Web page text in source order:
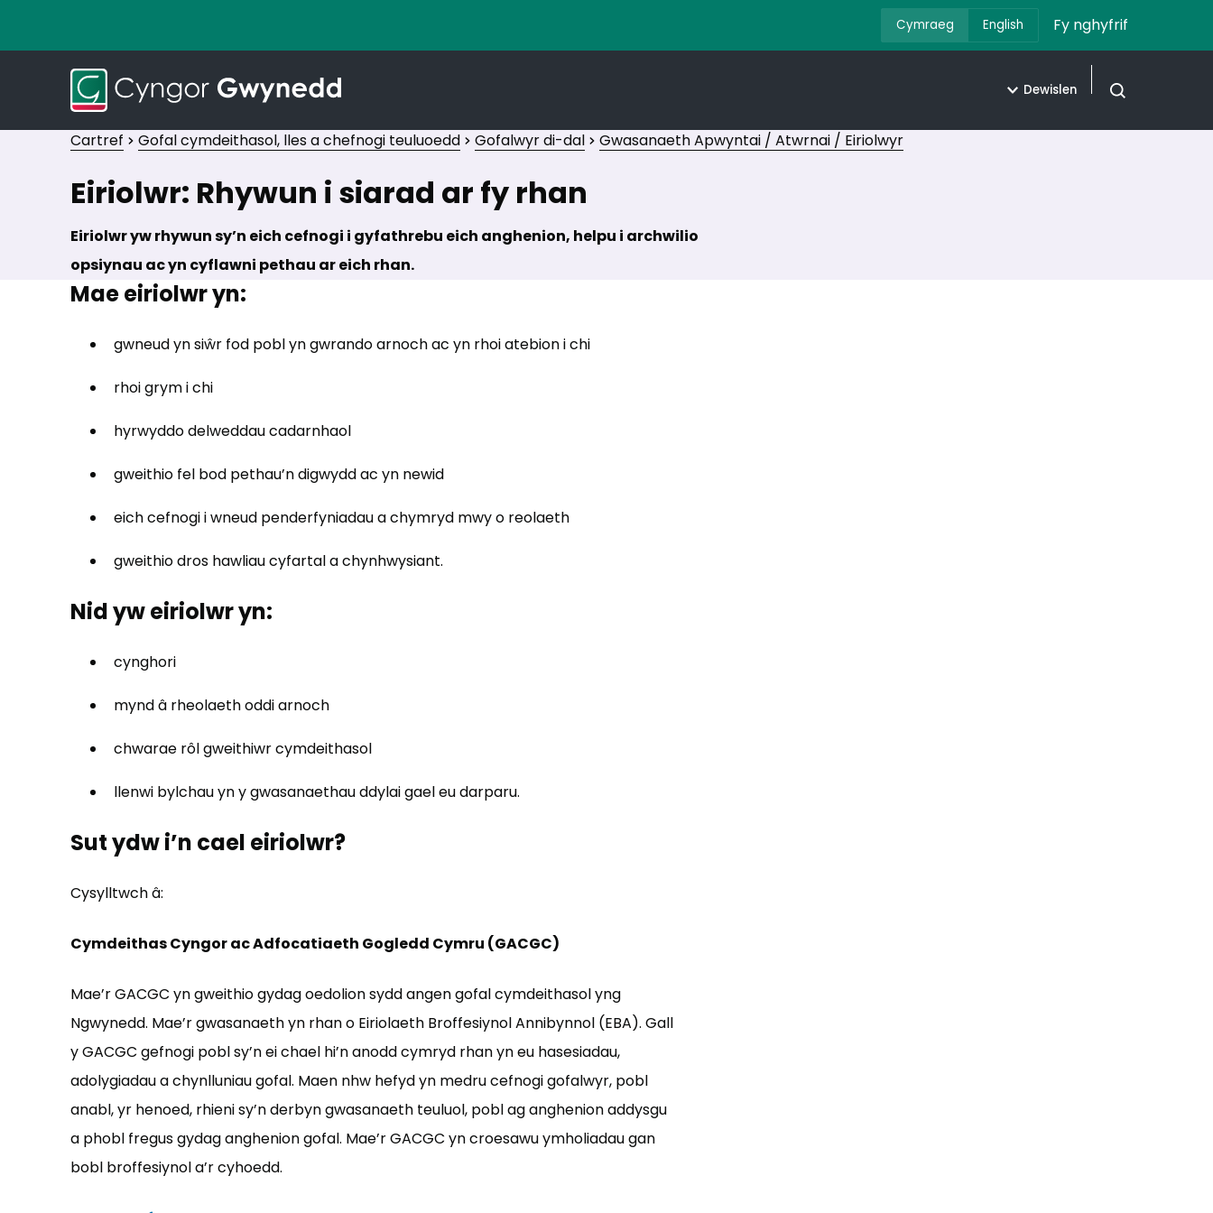
Cymraeg English Fy nghyfrif
Dewislen
Agor chwilio
Cartref Gofal cymdeithasol, lles a chefnogi teuluoedd Gofalwyr di-dal Gwasanaeth Apwyntai / Atwrnai / Eiriolwyr
Eiriolwr: Rhywun i siarad ar fy rhan
Eiriolwr yw rhywun sy’n eich cefnogi i gyfathrebu eich anghenion, helpu i archwilio
opsiynau ac yn cyflawni pethau ar eich rhan.
Mae eiriolwr yn:
gwneud yn siŵr fod pobl yn gwrando arnoch ac yn rhoi atebion i chi
rhoi grym i chi
hyrwyddo delweddau cadarnhaol
gweithio fel bod pethau’n digwydd ac yn newid
eich cefnogi i wneud penderfyniadau a chymryd mwy o reolaeth
gweithio dros hawliau cyfartal a chynhwysiant.
Nid yw eiriolwr yn:
cynghori
mynd â rheolaeth oddi arnoch
chwarae rôl gweithiwr cymdeithasol
llenwi bylchau yn y gwasanaethau ddylai gael eu darparu.
Sut ydw i’n cael eiriolwr?
Cysylltwch â:
Cymdeithas Cyngor ac Adfocatiaeth Gogledd Cymru (GACGC)
Mae’r GACGC yn gweithio gydag oedolion sydd angen gofal cymdeithasol yng
Ngwynedd. Mae’r gwasanaeth yn rhan o Eiriolaeth Broffesiynol Annibynnol (EBA). Gall
y GACGC gefnogi pobl sy’n ei chael hi’n anodd cymryd rhan yn eu hasesiadau,
adolygiadau a chynlluniau gofal. Maen nhw hefyd yn medru cefnogi gofalwyr, pobl
anabl, yr henoed, rhieni sy’n derbyn gwasanaeth teuluol, pobl ag anghenion addysgu
a phobl fregus gydag anghenion gofal. Mae’r GACGC yn croesawu ymholiadau gan
bobl broffesiynol a’r cyhoedd.